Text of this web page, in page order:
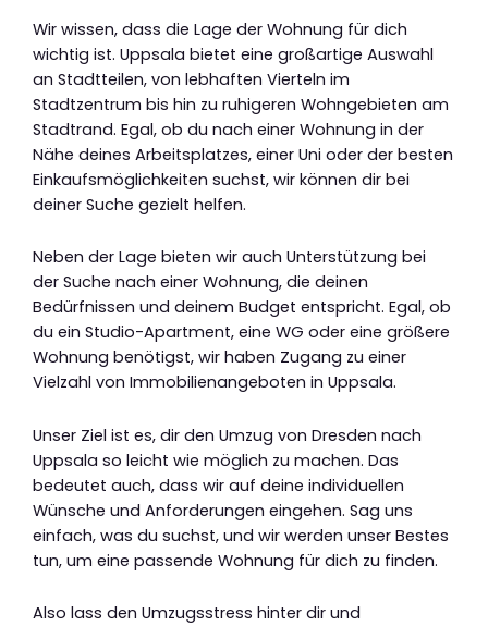
Wir wissen, dass die Lage der Wohnung für dich
wichtig ist. Uppsala bietet eine großartige Auswahl
an Stadtteilen, von lebhaften Vierteln im
Stadtzentrum bis hin zu ruhigeren Wohngebieten am
Stadtrand. Egal, ob du nach einer Wohnung in der
Nähe deines Arbeitsplatzes, einer Uni oder der besten
Einkaufsmöglichkeiten suchst, wir können dir bei
deiner Suche gezielt helfen.
Neben der Lage bieten wir auch Unterstützung bei
der Suche nach einer Wohnung, die deinen
Bedürfnissen und deinem Budget entspricht. Egal, ob
du ein Studio-Apartment, eine WG oder eine größere
Wohnung benötigst, wir haben Zugang zu einer
Vielzahl von Immobilienangeboten in Uppsala.
Unser Ziel ist es, dir den Umzug von Dresden nach
Uppsala so leicht wie möglich zu machen. Das
bedeutet auch, dass wir auf deine individuellen
Wünsche und Anforderungen eingehen. Sag uns
einfach, was du suchst, und wir werden unser Bestes
tun, um eine passende Wohnung für dich zu finden.
Also lass den Umzugsstress hinter dir und